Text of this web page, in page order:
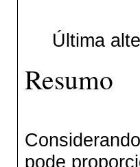
Última
Resumo
pode